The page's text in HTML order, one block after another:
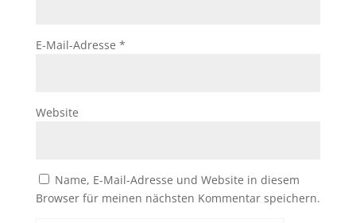
E-Mail-Adresse *
Website
Name, E-Mail-Adresse und Website in diesem
Browser für meinen nächsten Kommentar speichern.